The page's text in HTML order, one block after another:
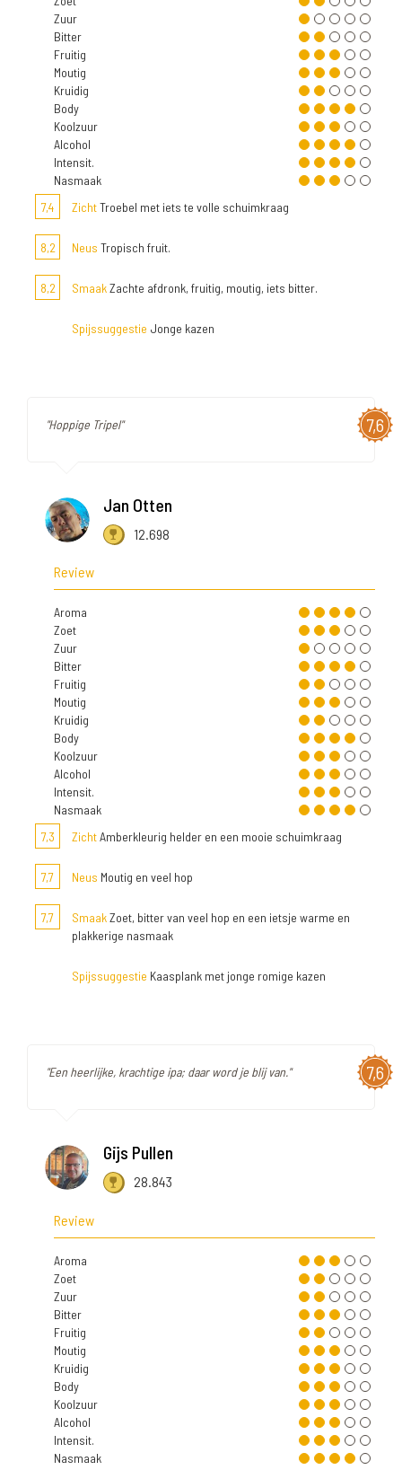
Zuur
Bitter
Fruitig
Moutig
Kruidig
Body
Koolzuur
Alcohol
Intensit.
Nasmaak
7,4
ZichtTroebel met iets te volle schuimkraag
8,2 Neus Tropisch fruit.
8,2 SmaakZachte afdronk, fruitig, moutig, iets bitter.
Spijssuggestie Jonge kazen
7,6
"Hoppige Tripel"
Jan Otten
12.698
Review
Aroma
Zoet
Zuur
Bitter
Fruitig
Moutig
Kruidig
Body
Koolzuur
Alcohol
Intensit.
Nasmaak
7,3
ZichtAmberkleurig helder en een mooie schuimkraag
7,7 Neus Moutig en veel hop
7,7 SmaakZoet, bitter van veel hop en een ietsje warme en
plakkerige nasmaak
Spijssuggestie Kaasplank met jonge romige kazen
7,6
"Een heerlijke, krachtige ipa; daar word je blij van."
Gijs Pullen
28.843
Review
Aroma
Zoet
Zuur
Bitter
Fruitig
Moutig
Kruidig
Body
Koolzuur
Alcohol
Intensit.
Nasmaak